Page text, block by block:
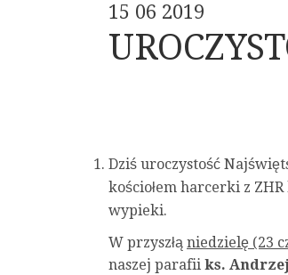
15 06 2019
Dziś uroczystość
kościołem harcerki z
wypieki.
W przyszłą niedzielę (23
naszej parafii ks.